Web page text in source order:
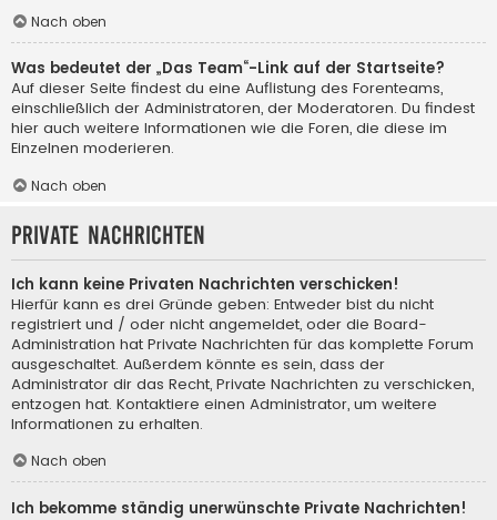
Nach oben
Was bedeutet der „Das Team“-Link auf der Startseite?
Auf dieser Seite findest du eine Auflistung des Forenteams,
einschließlich der Administratoren, der Moderatoren. Du findest
hier auch weitere Informationen wie die Foren, die diese im
Einzelnen moderieren.
Nach oben
Private Nachrichten
Ich kann keine Privaten Nachrichten verschicken!
Hierfür kann es drei Gründe geben: Entweder bist du nicht
registriert und / oder nicht angemeldet, oder die Board-
Administration hat Private Nachrichten für das komplette Forum
ausgeschaltet. Außerdem könnte es sein, dass der
Administrator dir das Recht, Private Nachrichten zu verschicken,
entzogen hat. Kontaktiere einen Administrator, um weitere
Informationen zu erhalten.
Nach oben
Ich bekomme ständig unerwünschte Private Nachrichten!